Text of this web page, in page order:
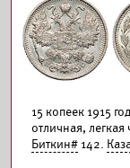
15 копеек 1915
отличная, легкая
Биткин# 142.